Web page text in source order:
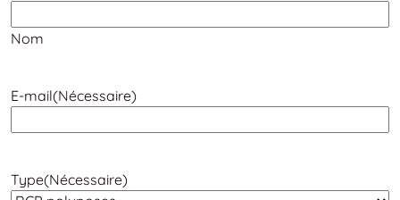
Nom
E-mail(Nécessaire)
Type(Nécessaire)